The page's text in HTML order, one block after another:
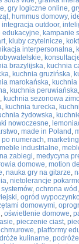
, gry logiczne online,
, hummus domowy,
integracja outdoor,
edukacyjne, kampanie
, kluby czytelnicze,
interpersonalna,
,
brazylijska, kuchnia
, kuchnia gruzińska,
marokańska,
, kuchnia peruwiańska
, kuchnia sezonowa
, kuchnia turecka,
żydowska,
nowoczesne,
, made in Poland ,
numerach,
meble industrialne,
zabiegi, medycyna
domowe, motion
, nauka gry na gitarze,
, nietolerancje
, ochrona wód
, ogród
domowymi,
, oświetlenie domowe,
, pieczenie ciast,
, platformy
kulinarne,